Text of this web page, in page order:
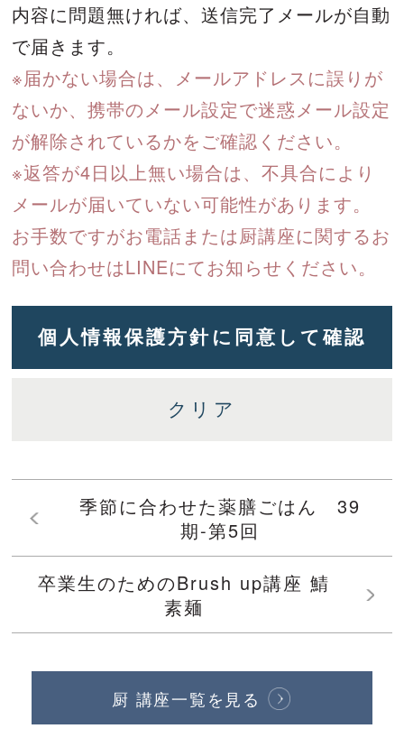
内容に問題無ければ、送信完了メールが自動
で届きます。
※届かない場合は、メールアドレスに誤りが
ないか、携帯のメール設定で迷惑メール設定
が解除されているかをご確認ください。
※返答が4日以上無い場合は、不具合により
メールが届いていない可能性があります。
お手数ですがお電話または厨講座に関するお
問い合わせはLINEにてお知らせください。
季節に合わせた薬膳ごはん 39
期-第5回
卒業生のためのBrush up講座 鯖
素麺
厨 講座一覧を見る